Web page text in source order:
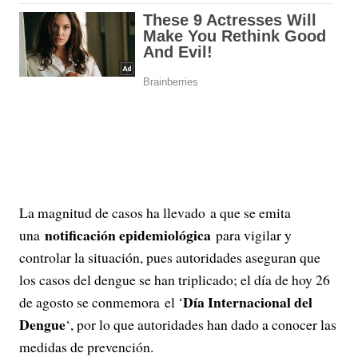
La magnitud de casos ha llevado a que se emita
una notificación epidemiológica para vigilar y
controlar la situación, pues autoridades aseguran que
los casos del dengue se han triplicado; el día de hoy 26
de agosto se conmemora el ‘Día Internacional del
Dengue‘, por lo que autoridades han dado a conocer las
medidas de prevención.